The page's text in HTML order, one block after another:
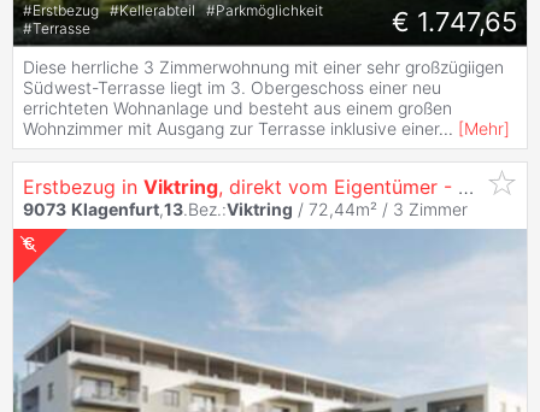
#Erstbezug #Kellerabteil #Parkmöglichkeit
#Terrasse € 1.747,65
Diese herrliche 3 Zimmerwohnung mit einer sehr großzügiigen
Südwest-Terrasse liegt im 3. Obergeschoss einer neu
errichteten Wohnanlage und besteht aus einem großen
Wohnzimmer mit Ausgang zur Terrasse inklusive einer... [Mehr]
Erstbezug in Viktring, direkt vom Eigentümer - Familientraum 3 Zimmer Wohnung mit Küche
9073 Klagenfurt,13.Bez.:Viktring / 72,44m² / 3 Zimmer